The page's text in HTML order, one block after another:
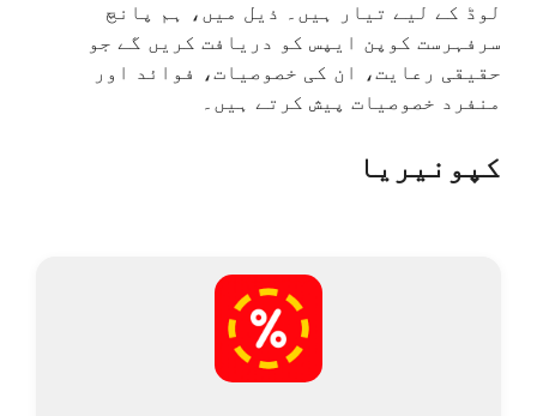
لوڈ کے لیے تیار ہیں۔ ذیل میں، ہم پانچ
سرفہرست کوپن ایپس کو دریافت کریں گے جو
حقیقی رعایت، ان کی خصوصیات، فوائد اور
منفرد خصوصیات پیش کرتے ہیں۔
کپونیریا